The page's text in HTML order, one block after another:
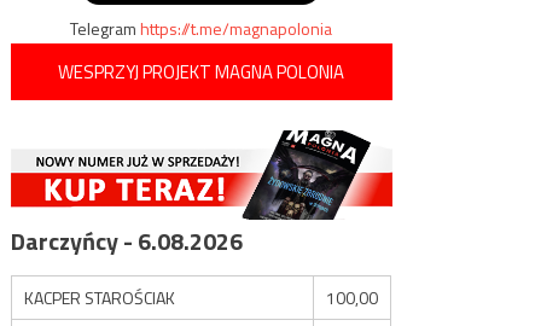
Telegramhttps://t.me/magnapolonia
WESPRZYJ PROJEKT MAGNA POLONIA
Darczyńcy - 6.08.2026
KACPER STAROŚCIAK
100,00